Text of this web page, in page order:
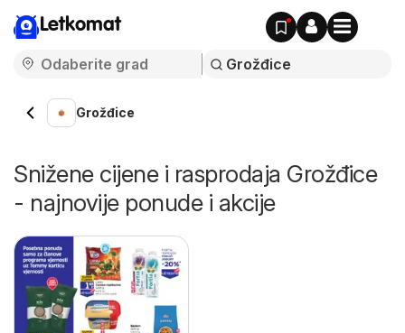
Letkomat
Grožđice
Snižene cijene i rasprodaja Grožđice
- najnovije ponude i akcije